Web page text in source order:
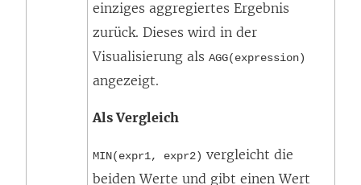
einziges aggregiertes Ergebnis
zurück. Dieses wird in der
Visualisierung als AGG(expression)
angezeigt.
Als Vergleich
MIN(expr1, expr2) vergleicht die
beiden Werte und gibt einen Wert